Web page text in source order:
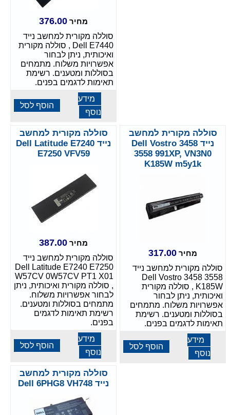
מחיר 376.00
סוללה מקורית למחשב נייד
Dell E7440 , סוללה מקורית
ואיכותית, ניתן לבחור
אפשרויות משלוח. מתמחים
בסוללות ומטענים. רשימת
תאימות לדגמים בפנים.
מידע
נוסף
הוסף לסל
סוללה מקורית למחשב
נייד Dell Vostro 3458
3558 991XP, VN3N0
K185W m5y1k
מחיר 317.00
סוללה מקורית למחשב נייד
Dell Vostro 3458 3558
K185W , סוללה מקורית
ואיכותית, ניתן לבחור
אפשרויות משלוח. מתמחים
בסוללות ומטענים. רשימת
תאימות לדגמים בפנים.
מידע
נוסף
הוסף לסל
סוללה מקורית למחשב
נייד Dell Latitude E7240
E7250 VFV59
מחיר 387.00
סוללה מקורית למחשב נייד
Dell Latitude E7240 E7250
W57CV 0W57CV PT1 X01
, סוללה מקורית ואיכותית, ניתן
לבחור אפשרויות משלוח.
מתמחים בסוללות ומטענים.
רשימת תאימות לדגמים
בפנים.
מידע
נוסף
הוסף לסל
סוללה מקורית למחשב
נייד Dell 6PHG8 VH748